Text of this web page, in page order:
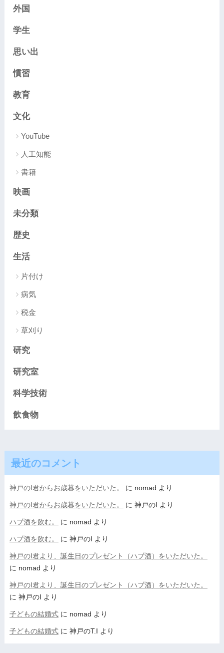
外国
学生
思い出
慣習
教育
文化
YouTube
人工知能
書籍
映画
未分類
歴史
生活
片付け
病気
税金
草刈り
研究
研究室
科学技術
飲食物
最近のコメント
神戸のI君からお歳暮をいただいた。 に nomad より
神戸のI君からお歳暮をいただいた。 に 神戸のI より
ハブ酒を飲む。 に nomad より
ハブ酒を飲む。 に 神戸のI より
神戸のI君より、誕生日のプレゼント（ハブ酒）をいただいた。
に nomad より
神戸のI君より、誕生日のプレゼント（ハブ酒）をいただいた。
に 神戸のI より
子どもの結婚式に nomad より
子どもの結婚式に 神戸のT.I より